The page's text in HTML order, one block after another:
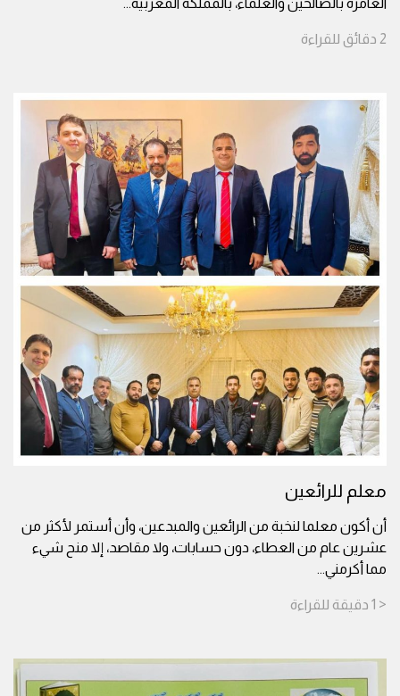
2 دقائق للقراءة
معلم للرائعين
أن أكون معلما لنخبة من الرائعين والمبدعين، وأن أستمر لأكثر من
عشرين عام من العطاء، دون حسابات، ولا مقاصد، إلا منح شيء
مما أكرمني...
< 1 دقيقة للقراءة